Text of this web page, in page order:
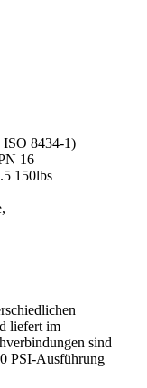
ISO 8434-1)
16
150lbs
liefert im
sind
PSI-Ausführung